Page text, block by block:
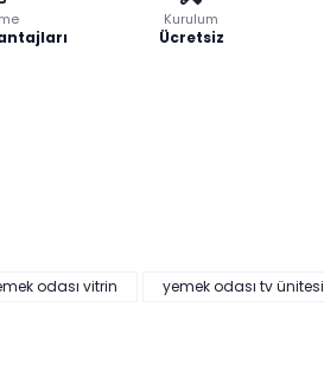
Kurulum
Ücretsiz
odası vitrin
yemek odası tv ünitesi